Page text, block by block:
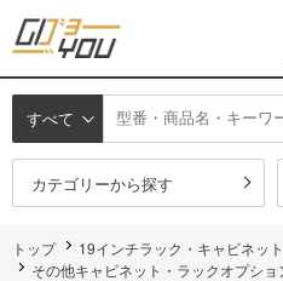
すべて
カテゴリーから探す
トップ 19インチラック・キャビネット
その他キャビネット・ラックオプショ